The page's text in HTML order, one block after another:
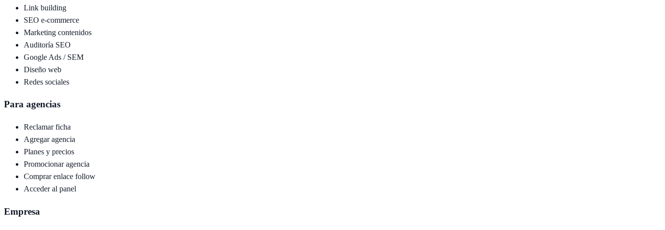
Link building
SEO e-commerce
Marketing contenidos
Auditoría SEO
Google Ads / SEM
Diseño web
Redes sociales
Para agencias
Reclamar ficha
Agregar agencia
Planes y precios
Promocionar agencia
Comprar enlace follow
Acceder al panel
Empresa